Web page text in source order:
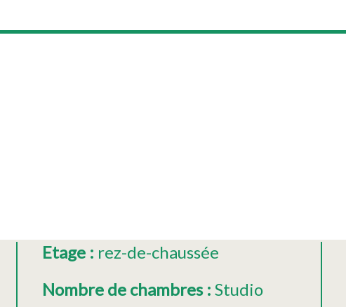
Etage : rez-de-chaussée
Nombre de chambres : Studio